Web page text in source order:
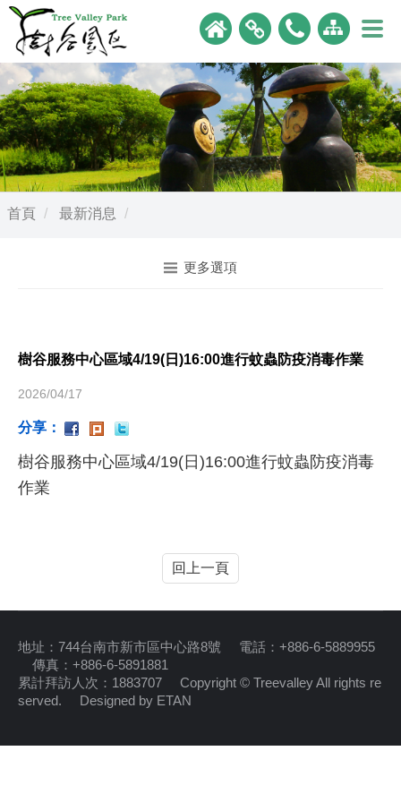
首頁 最新消息
更多選項
樹谷服務中心區域4/19(日)16:00進行蚊蟲防疫消毒作業
2026/04/17
分享：
樹谷服務中心區域4/19(日)16:00進行蚊蟲防疫消毒
作業
回上一頁
地址：744台南市新市區中心路8號 電話：+886-6-5889955
傳真：+886-6-5891881
累計拜訪人次：1883707 Copyright © Treevalley All rights re
served. Designed by ETAN